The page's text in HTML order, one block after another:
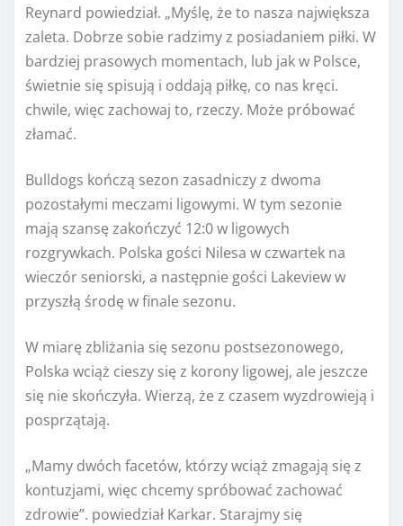
Reynard powiedział. „Myślę, że to nasza największa
zaleta. Dobrze sobie radzimy z posiadaniem piłki. W
bardziej prasowych momentach, lub jak w Polsce,
świetnie się spisują i oddają piłkę, co nas kręci.
chwile, więc zachowaj to, rzeczy. Może próbować
złamać.
Bulldogs kończą sezon zasadniczy z dwoma
pozostałymi meczami ligowymi. W tym sezonie
mają szansę zakończyć 12:0 w ligowych
rozgrywkach. Polska gości Nilesa w czwartek na
wieczór seniorski, a następnie gości Lakeview w
przyszłą środę w finale sezonu.
W miarę zbliżania się sezonu postsezonowego,
Polska wciąż cieszy się z korony ligowej, ale jeszcze
się nie skończyła. Wierzą, że z czasem wyzdrowieją i
posprzątają.
„Mamy dwóch facetów, którzy wciąż zmagają się z
kontuzjami, więc chcemy spróbować zachować
zdrowie”. powiedział Karkar. Starajmy się